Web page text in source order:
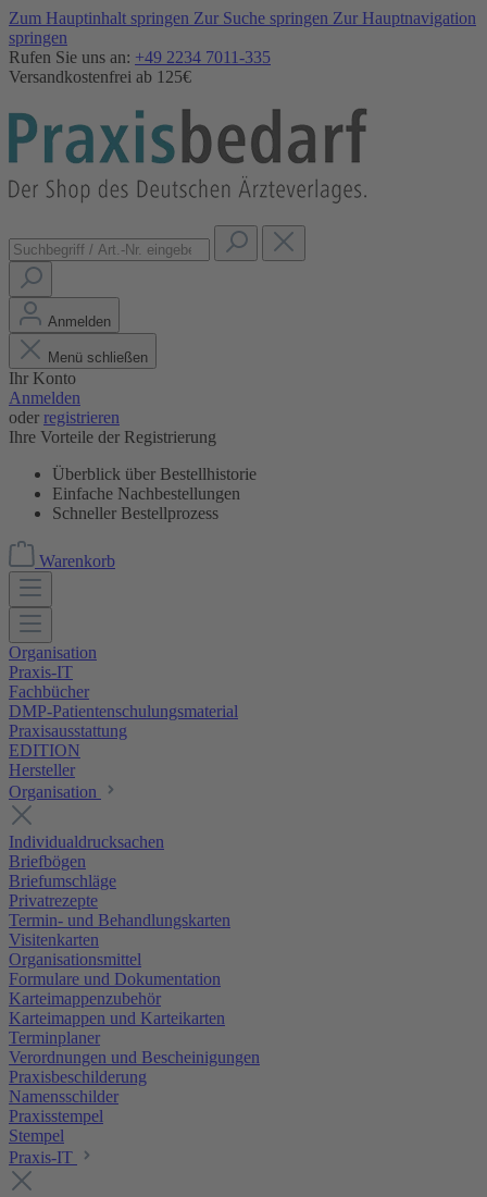
Zum Hauptinhalt springen Zur Suche springen Zur Hauptnavigation
springen
Rufen Sie uns an: +49 2234 7011-335
Versandkostenfrei ab 125€
Anmelden
Menü schließen
Ihr Konto
Anmelden
oder registrieren
Ihre Vorteile der Registrierung
Überblick über Bestellhistorie
Einfache Nachbestellungen
Schneller Bestellprozess
Warenkorb
Organisation
Praxis-IT
Fachbücher
DMP-Patientenschulungsmaterial
Praxisausstattung
EDITION
Hersteller
Organisation
Individualdrucksachen
Briefbögen
Briefumschläge
Privatrezepte
Termin- und Behandlungskarten
Visitenkarten
Organisationsmittel
Formulare und Dokumentation
Karteimappenzubehör
Karteimappen und Karteikarten
Terminplaner
Verordnungen und Bescheinigungen
Praxisbeschilderung
Namensschilder
Praxisstempel
Stempel
Praxis-IT